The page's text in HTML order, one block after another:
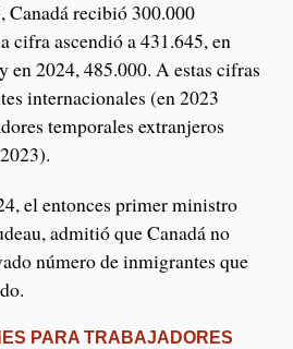
Canadá recibió 300.000
cifra ascendió a 431.645, en
en 2024, 485.000. A estas cifras
internacionales (en 2023
temporales extranjeros
el entonces primer ministro
admitió que Canadá no
número de inmigrantes que
PARA TRABAJADORES